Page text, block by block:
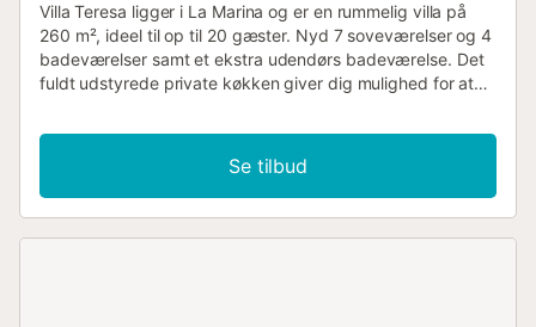
Villa Teresa ligger i La Marina og er en rummelig villa på
260 m², ideel til op til 20 gæster. Nyd 7 soveværelser og 4
badeværelser samt et ekstra udendørs badeværelse. Det
fuldt udstyrede private køkken giver dig mulighed for at
Faciliteterne inkluderer højhastigheds-Wi-Fi til videoopkald,
privat aircondition, privat TV, privat vaskemaskine og
tørretumbler samt en privat ventilator for din komfort.
Udendørs kan du slappe af i den private have, den
Se tilbud